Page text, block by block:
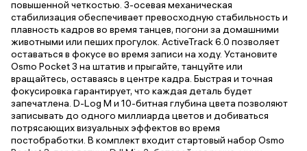
повышенной четкостью. 3-осевая механическая
стабилизация обеспечивает превосходную стабильность и
плавность кадров во время танцев, погони за домашними
животными или пеших прогулок. ActiveTrack 6.0 позволяет
оставаться в фокусе во время записи на ходу. Установите
Osmo Pocket 3 на штатив и прыгайте, танцуйте или
вращайтесь, оставаясь в центре кадра. Быстрая и точная
фокусировка гарантирует, что каждая деталь будет
запечатлена. D-Log M и 10-битная глубина цвета позволяют
записывать до одного миллиарда цветов и добиваться
потрясающих визуальных эффектов во время
постобработки. В комплект входит стартовый набор Osmo